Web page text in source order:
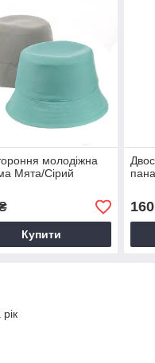
молодіжна
Мята/Сірий
Купити
160